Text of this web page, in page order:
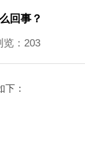
回事？
： 203
下：